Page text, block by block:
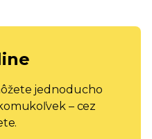
jednoducho
– cez